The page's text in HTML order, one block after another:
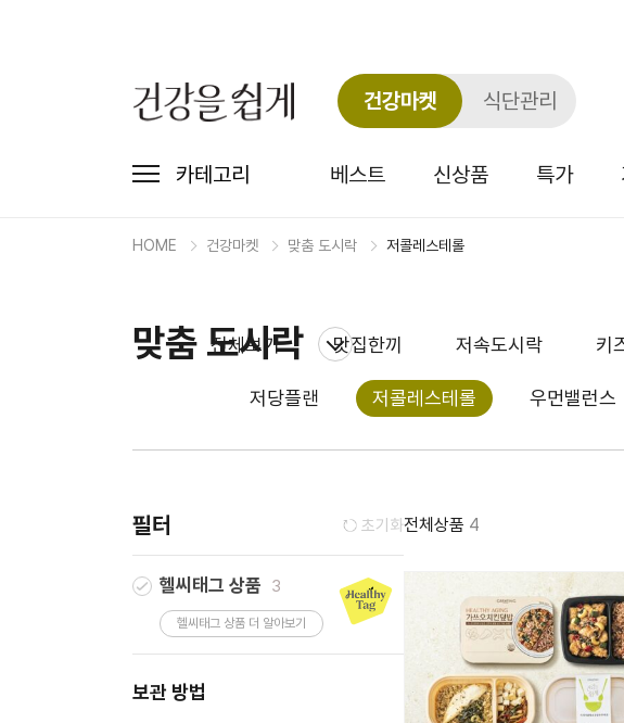
건강마켓 식단관리
카테고리 베스트 신상품 특가
HOME 건강마켓 맞춤 도시락 저콜레스테롤
맞춤 도시락
밥/면/죽
샐러드/디저트/분식
식재료
키즈
전체보기 맛집한끼 저속도시락 키
저당플랜 저콜레스테롤 우먼밸런스
필터 초기화
헬씨태그 상품 3
헬씨태그 상품 더 알아보기
보관 방법
전체상품 4